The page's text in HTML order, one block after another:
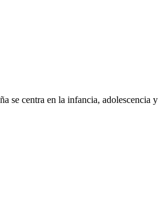
se centra en la infancia, adolescencia y